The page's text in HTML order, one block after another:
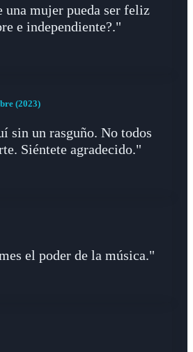
una mujer pueda ser feliz
e independiente?."
(2023)
sin un rasguño. No todos
Siéntete agradecido."
el poder de la música."